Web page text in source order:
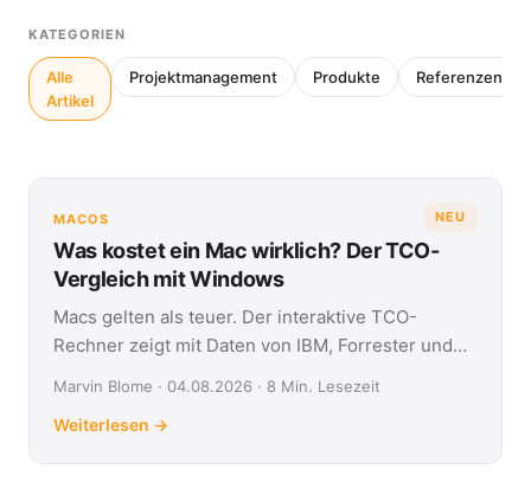
KATEGORIEN
Alle
Artikel
Projektmanagement Produkte Referenzen
NEU
MACOS
Was kostet ein Mac wirklich? Der TCO-
Vergleich mit Windows
Macs gelten als teuer. Der interaktive TCO-
Rechner zeigt mit Daten von IBM, Forrester und
Marvin Blome · 04.08.2026 · 8 Min. Lesezeit
Weiterlesen →